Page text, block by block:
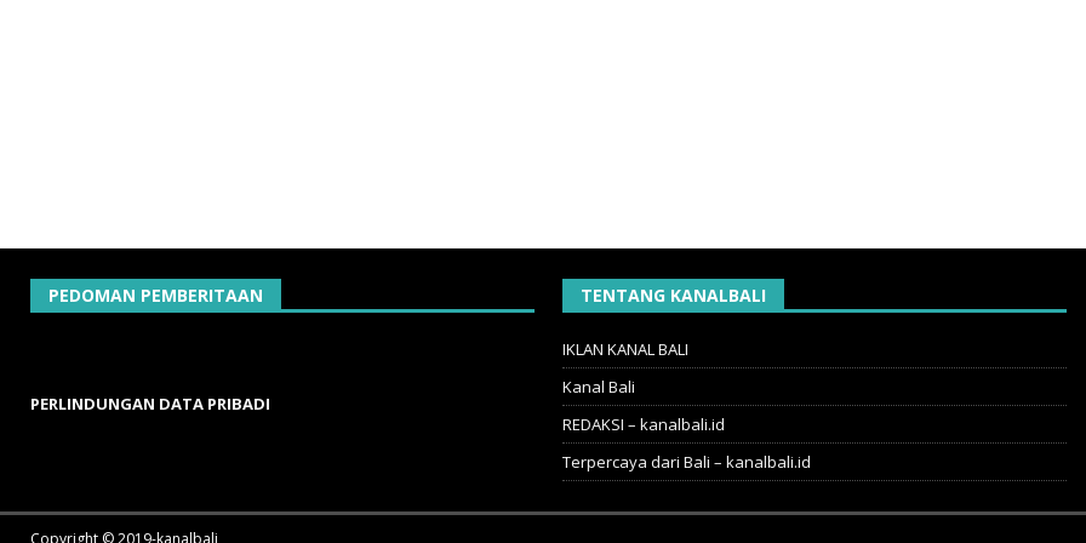
PEDOMAN PEMBERITAAN
PERLINDUNGAN DATA PRIBADI
TENTANG KANALBALI
IKLAN KANAL BALI
Kanal Bali
REDAKSI – kanalbali.id
Terpercaya dari Bali – kanalbali.id
Copyright © 2019-kanalbali